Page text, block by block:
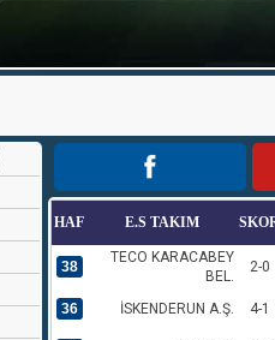
HAF E.S TAKIM
38
TECO KARACABEY
BEL.
2-0
36 İSKENDERUN A.Ş. 4-1